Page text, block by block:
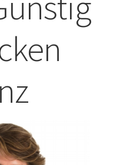
selber gestalten